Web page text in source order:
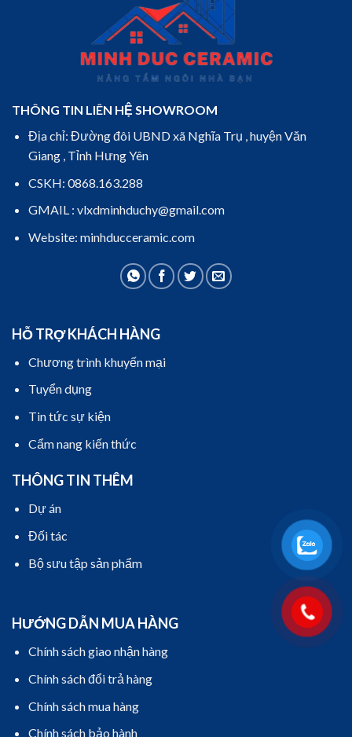
THÔNG TIN LIÊN HỆ SHOWROOM
Địa chỉ: Đường đôi UBND xã Nghĩa Trụ , huyện Văn
Giang , Tỉnh Hưng Yên
CSKH: 0868.163.288
GMAIL : vlxdminhduchy@gmail.com
Website: minhducceramic.com
HỖ TRỢ KHÁCH HÀNG
Chương trình khuyến mại
Tuyển dụng
Tin tức sự kiện
Cẩm nang kiến thức
THÔNG TIN THÊM
Dự án
Đối tác
Bộ sưu tập sản phẩm
HƯỚNG DẪN MUA HÀNG
Chính sách giao nhận hàng
Chính sách đổi trả hàng
Chính sách mua hàng
Chính sách bảo hành